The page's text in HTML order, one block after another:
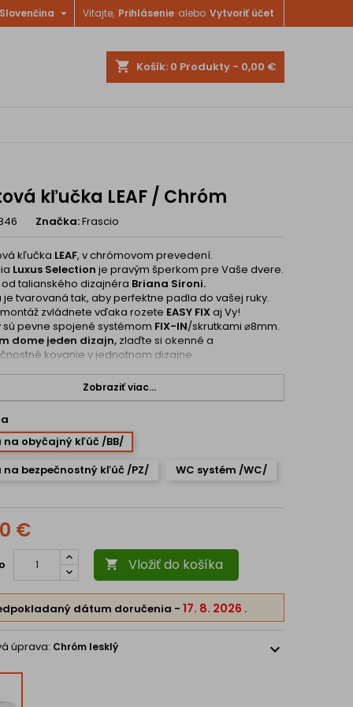
Vitajte, Prihlásenie alebo Vytvoriť účet
Slovenčina 
shopping_cart Košík: 0 Produkty - 0,00 €
kľučka LEAF / Chróm
Značka:Frascio
kľučka LEAF, v chrómovom prevedení.
Luxus Selection je pravým šperkom pre Vaše dvere.
od talianského dizajnéra Briana Sironi.
je tvarovaná tak, aby perfektne padla do vašej ruky.
zvládnete vďaka rozete EASY FIXaj Vy!
sú pevne spojené systémom FIX-IN/skrutkami ⌀8mm.
dome jeden dizajn, zlaďte si okenné a
kovanie v jednotnom dizajne.
Zobraziť viac...
na obyčajný kľúč /BB/
na bezpečnostný kľúč /PZ/
WC systém /WC/
€
 Vložiť do košíka
dátum doručenia - 17. 8. 2026 .
úprava: Chróm lesklý expand_more